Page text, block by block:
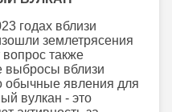
годах вблизи
землетрясения
вопрос также
выбросы вблизи
обычные явления для
вулкан - это